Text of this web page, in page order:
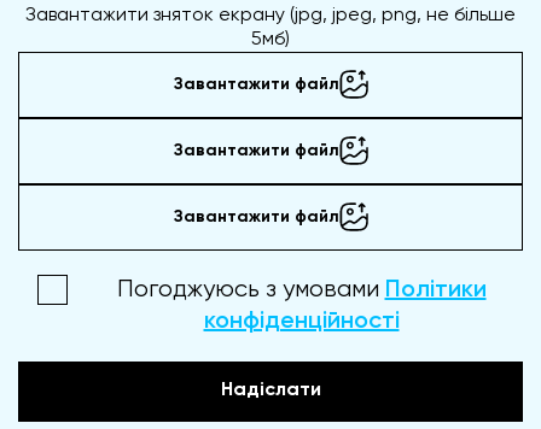
Завантажити зняток екрану (jpg, jpeg, png, не більше
5мб)
Завантажити файл
Завантажити файл
Завантажити файл
Погоджуюсь з умовами Політики
конфіденційності
Надіслати